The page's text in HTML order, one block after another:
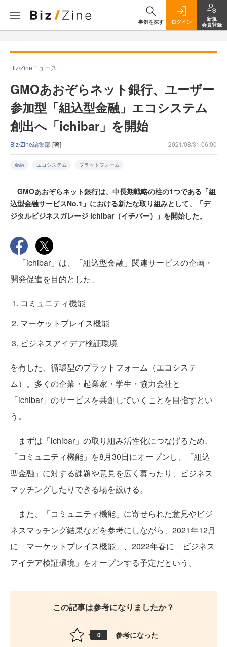
事例を探す ログイン
新規
会員登録
Biz/Zineニュース
GMOあおぞらネット銀行、ユーザー
参加型「組込型金融」エコシステム
創出へ「ichibar」を開始
Biz/Zine編集部[著] 2021/08/31 06:00
金融 エコシステム プラットフォーム
GMOあおぞらネット銀行は、中長期戦略の柱の1つである「組
込型金融サービスNo.1」における新たな取り組みとして、「デ
ジタルビジネスガレージ ichibar（イチバー）」を開始した。
「ichibar」は、「組込型金融」関連サービスの企画・
開発促進を目的とした、
コミュニティ機能
マーケットプレイス機能
ビジネスアイデア検証環境
を有した、循環型のプラットフォーム（エコシステ
ム）。多くの企業・起業家・学生・協力会社と
「ichibar」のサービスを共創していくことを目指すとい
う。
まずは「ichibar」の取り組み活性化につなげるため、
「コミュニティ機能」を8月30日にオープンし、「組込
型金融」に対する課題や意見を広く募ったり、ビジネス
マッチングしたりできる場を設ける。
また、「コミュニティ機能」に寄せられた意見やビジ
ネスマッチング結果などを参考にしながら、2021年12月
に「マーケットプレイス機能」、2022年春に「ビジネス
アイデア検証環境」をオープンする予定だという。
この記事は参考になりましたか？
0 参考になった